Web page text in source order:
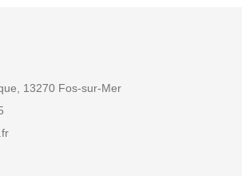
13270 Fos-sur-Mer